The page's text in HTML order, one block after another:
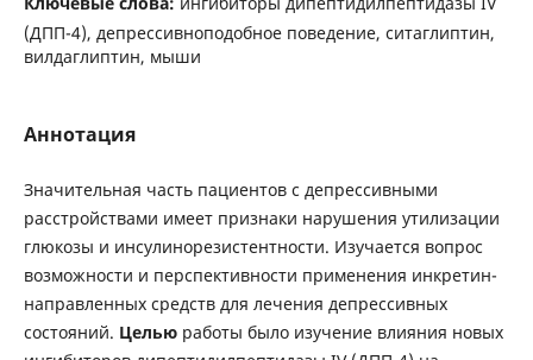
(ДПП-4), депрессивноподобное поведение, ситаглиптин,
вилдаглиптин, мыши
Аннотация
Значительная часть пациентов с депрессивными
расстройствами имеет признаки нарушения утилизации
глюкозы и инсулинорезистентности. Изучается вопрос
возможности и перспективности применения инкретин-
направленных средств для лечения депрессивных
состояний. Цельюработы было изучение влияния новых